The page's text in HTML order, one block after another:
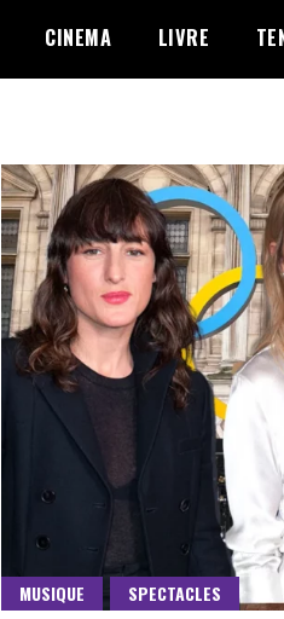
CINEMA LIVRE
MUSIQUE SPECTACLES